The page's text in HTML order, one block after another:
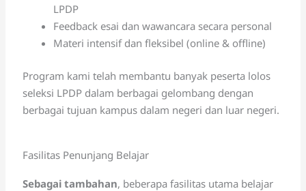
LPDP
Feedback esai dan wawancara secara personal
Materi intensif dan fleksibel (online & offline)
Program kami telah membantu banyak peserta lolos
seleksi LPDP dalam berbagai gelombang dengan
berbagai tujuan kampus dalam negeri dan luar negeri.
Fasilitas Penunjang Belajar
Sebagai tambahan, beberapa fasilitas utama belajar